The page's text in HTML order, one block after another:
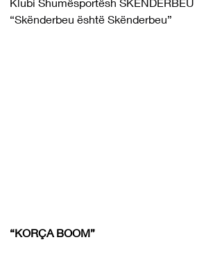
“Skënderbeu është Skënderbeu”
“KORÇA BOOM”